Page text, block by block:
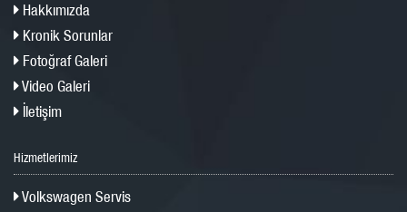
Hakkımızda
Kronik Sorunlar
Fotoğraf Galeri
Video Galeri
İletişim
Hizmetlerimiz
Volkswagen Servis